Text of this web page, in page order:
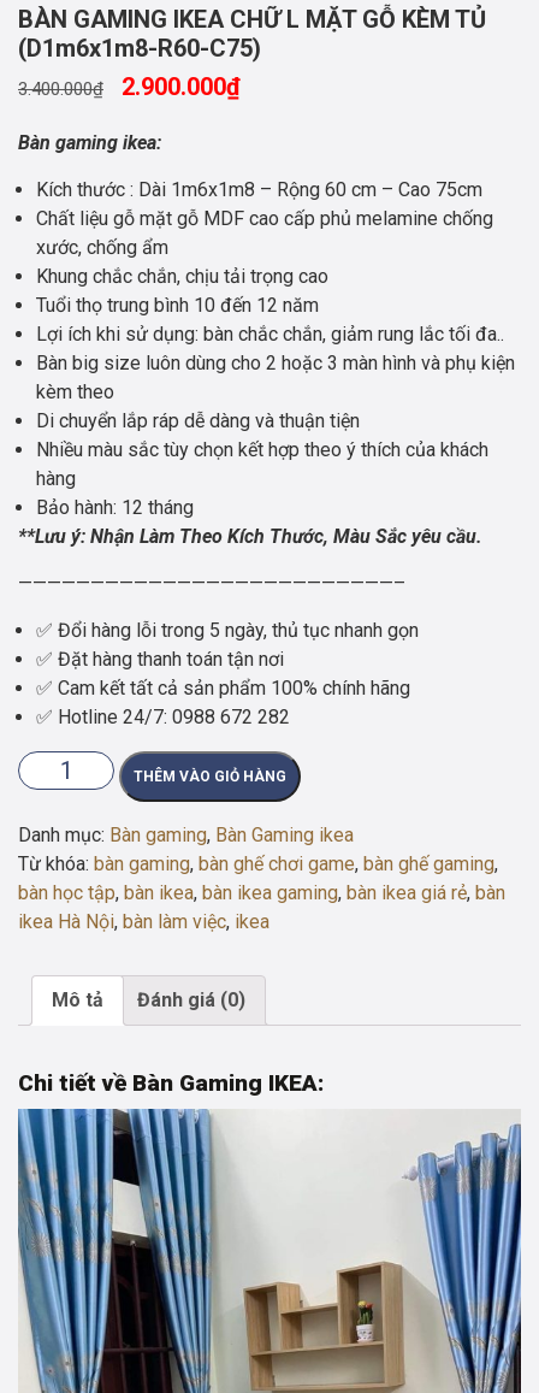
BÀN GAMING IKEA CHỮ L MẶT GỖ KÈM TỦ
(D1m6x1m8-R60-C75)
3.400.000₫ 2.900.000₫
Bàn gaming ikea:
Kích thước : Dài 1m6x1m8 – Rộng 60 cm – Cao 75cm
Chất liệu gỗ mặt gỗ MDF cao cấp phủ melamine chống
xước, chống ẩm
Khung chắc chắn, chịu tải trọng cao
Tuổi thọ trung bình 10 đến 12 năm
Lợi ích khi sử dụng: bàn chắc chắn, giảm rung lắc tối đa..
Bàn big size luôn dùng cho 2 hoặc 3 màn hình và phụ kiện
kèm theo
Di chuyển lắp ráp dễ dàng và thuận tiện
Nhiều màu sắc tùy chọn kết hợp theo ý thích của khách
hàng
Bảo hành: 12 tháng
**Lưu ý: Nhận Làm Theo Kích Thước, Màu Sắc yêu cầu.
——————————————————————————–
✅ Đổi hàng lỗi trong 5 ngày, thủ tục nhanh gọn
✅ Đặt hàng thanh toán tận nơi
✅ Cam kết tất cả sản phẩm 100% chính hãng
✅ Hotline 24/7: 0988 672 282
BÀN
GAMING
IKEA
CHỮ
L
MẶT
(D1m6x1m8-
C75)
số
lượng
THÊM VÀO GIỎ HÀNG
Danh mục: Bàn gaming, Bàn Gaming ikea
Từ khóa: bàn gaming, bàn ghế chơi game, bàn ghế gaming,
bàn học tập, bàn ikea, bàn ikea gaming, bàn ikea giá rẻ, bàn
ikea Hà Nội, bàn làm việc, ikea
Mô tả Đánh giá (0)
Chi tiết về Bàn Gaming IKEA: